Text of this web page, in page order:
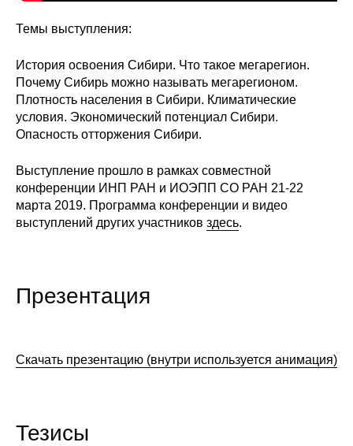
Научная жизнь
Издания
Проблемы прогнозирования
О журнале
Редакционная этика
Научные труды
Темы выступления:
История освоения Сибири. Что такое мегарегион.
Почему Сибирь можно называть мегарегионом.
Плотность населения в Сибири. Климатические
условия. Экономический потенциал Сибири.
Опасность отторжения Сибири.
Выступление прошло в рамках совместной
конференции ИНП РАН и ИОЭПП СО РАН 21-22
марта 2019. Программа конференции и видео
выступлений других участников здесь.
Презентация
Скачать презентацию (внутри используется анимация)
Тезисы